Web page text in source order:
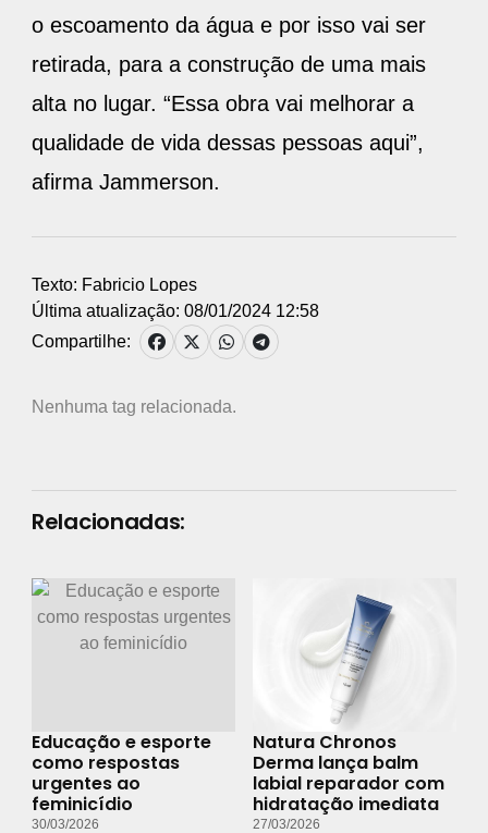
o escoamento da água e por isso vai ser
retirada, para a construção de uma mais
alta no lugar. “Essa obra vai melhorar a
qualidade de vida dessas pessoas aqui”,
afirma Jammerson.
Texto: Fabricio Lopes
Última atualização: 08/01/2024 12:58
Compartilhe:
Nenhuma tag relacionada.
Relacionadas:
Educação e esporte
como respostas
urgentes ao
feminicídio
30/03/2026
Natura Chronos
Derma lança balm
labial reparador com
hidratação imediata
27/03/2026